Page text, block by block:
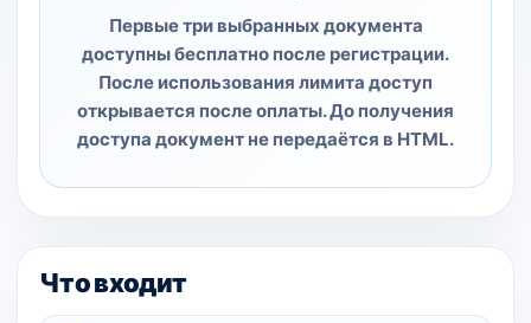
Первые три выбранных документа
доступны бесплатно после регистрации.
После использования лимита доступ
открывается после оплаты. До получения
доступа документ не передаётся в HTML.
Что входит